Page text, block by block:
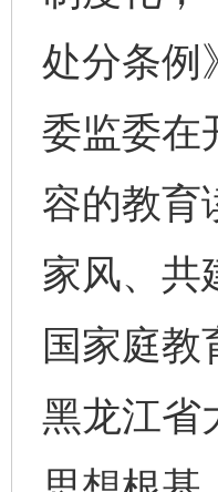
处分条例
委监委在
容的教育
家风、共
国家庭教
黑龙江省